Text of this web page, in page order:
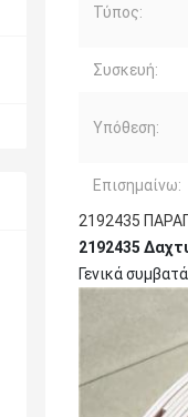
Τύπος:
Συσκευή:
Υπόθεση:
Επισημαίνω:
2192435
2192435
Γενικά